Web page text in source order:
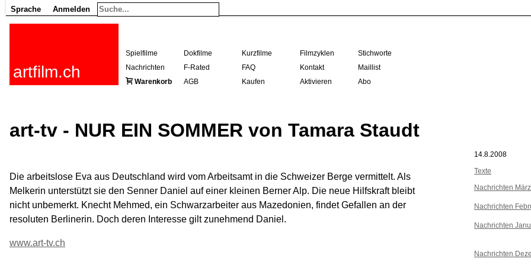
Sprache Anmelden
artfilm.ch
Spielfilme Dokfilme Kurzfilme Filmzyklen
Stichworte
Nachrichten
F-Rated FAQ Kontakt
Maillist
Warenkorb
AGB Kaufen Aktivieren Abo
art-tv - NUR EIN SOMMER von Tamara Staudt
14.8.2008
Texte
Nachrichten
Nachrichten
Nachrichten
Nachrichten
Die arbeitslose Eva aus Deutschland wird vom Arbeitsamt in die Schweizer Berge vermittelt. Als
Melkerin unterstützt sie den Senner Daniel auf einer kleinen Berner Alp. Die neue Hilfskraft bleibt
nicht unbemerkt. Knecht Mehmed, ein Schwarzarbeiter aus Mazedonien, findet Gefallen an der
resoluten Berlinerin. Doch deren Interesse gilt zunehmend Daniel.
www.art-tv.ch